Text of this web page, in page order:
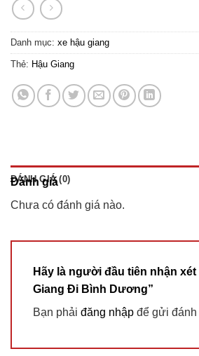
Danh mục: xe hậu giang
Thẻ: Hậu Giang
ĐÁNH GIÁ (0)
Đánh giá
Chưa có đánh giá nào.
Hãy là người đầu tiên nhận xét
Giang Đi Bình Dương”
Bạn phải đăng nhập để gửi đánh